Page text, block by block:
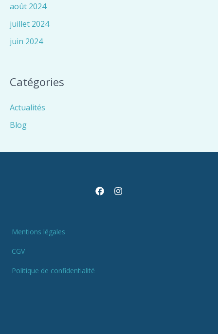
août 2024
juillet 2024
juin 2024
Catégories
Actualités
Blog
Mentions légales
CGV
Politique de confidentialité